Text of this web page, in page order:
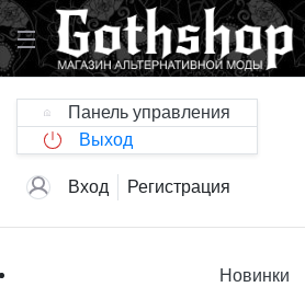
Панель управления
Выход
Вход Регистрация
Новинки